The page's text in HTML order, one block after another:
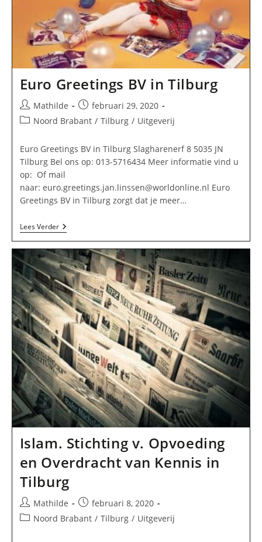
Euro Greetings BV in Tilburg
Bericht
auteur:
Mathilde
Bericht
gepubliceerd
februari 29, 2020
Berichtcategorie:
Noord Brabant / Tilburg / Uitgeverij
Euro Greetings BV in Tilburg Slagharenerf 8 5035 JN
Tilburg Bel ons op: 013-5716434 Meer informatie vind u
op: Of mail
naar: euro.greetings.jan.linssen@worldonline.nl Euro
Greetings BV in Tilburg zorgt dat je meer…
Lees VerderEuro
Greetings
In
Tilburg
Islam. Stichting v. Opvoeding
en Overdracht van Kennis in
Tilburg
Bericht
auteur:
Mathilde
Bericht
gepubliceerd
februari 8, 2020
Berichtcategorie:
Noord Brabant / Tilburg / Uitgeverij